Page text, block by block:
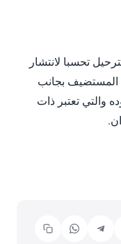
تحسبا لانتشار
المستضيف بجانب
والتي تعتبر ذات